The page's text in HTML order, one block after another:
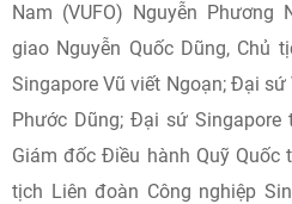
Nam (VUFO) Nguyễn Phương
giao Nguyễn Quốc Dũng, Chủ
Singapore Vũ viết Ngoạn; Đại
Phước Dũng; Đại sứ Singapore
Giám đốc Điều hành Quỹ Quốc
tịch Liên đoàn Công nghiệp